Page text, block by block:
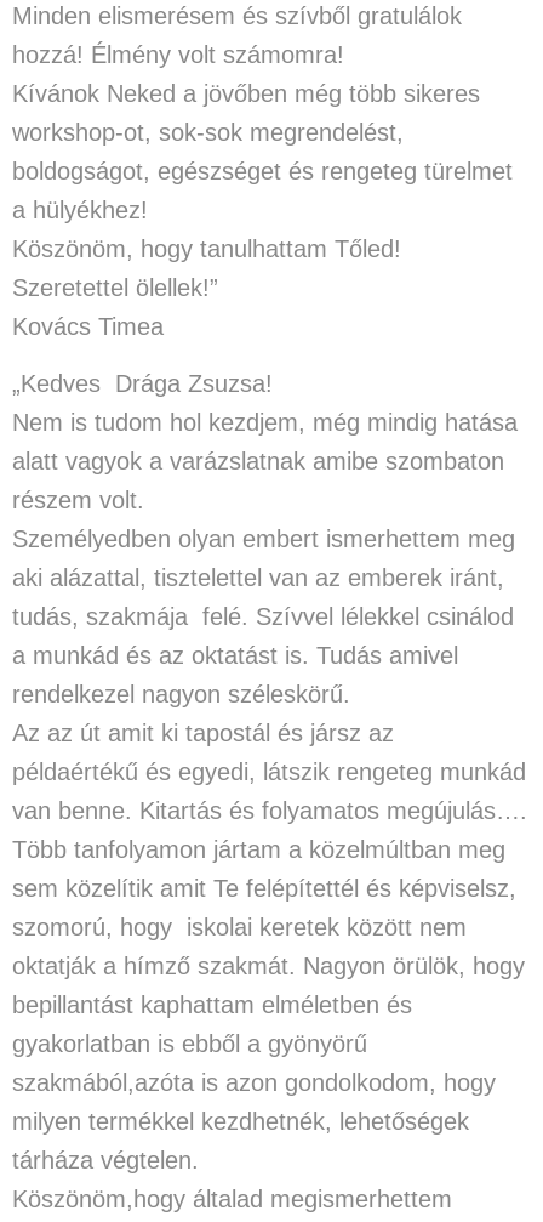
Minden elismerésem és szívből gratulálok
hozzá! Élmény volt számomra!
Kívánok Neked a jövőben még több sikeres
workshop-ot, sok-sok megrendelést,
boldogságot, egészséget és rengeteg türelmet
a hülyékhez!
Köszönöm, hogy tanulhattam Tőled!
Szeretettel ölellek!”
Kovács Timea
„Kedves Drága Zsuzsa!
Nem is tudom hol kezdjem, még mindig hatása
alatt vagyok a varázslatnak amibe szombaton
részem volt.
Személyedben olyan embert ismerhettem meg
aki alázattal, tisztelettel van az emberek iránt,
tudás, szakmája felé. Szívvel lélekkel csinálod
a munkád és az oktatást is. Tudás amivel
rendelkezel nagyon széleskörű.
Az az út amit ki tapostál és jársz az
példaértékű és egyedi, látszik rengeteg munkád
van benne. Kitartás és folyamatos megújulás….
Több tanfolyamon jártam a közelmúltban meg
sem közelítik amit Te felépítettél és képviselsz,
szomorú, hogy iskolai keretek között nem
oktatják a hímző szakmát. Nagyon örülök, hogy
bepillantást kaphattam elméletben és
gyakorlatban is ebből a gyönyörű
szakmából,azóta is azon gondolkodom, hogy
milyen termékkel kezdhetnék, lehetőségek
tárháza végtelen.
Köszönöm,hogy általad megismerhettem